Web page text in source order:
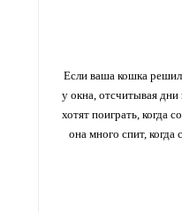
Если ваша кошка
у окна, отсчитывая
хотят поиграть, когда
она много спит,